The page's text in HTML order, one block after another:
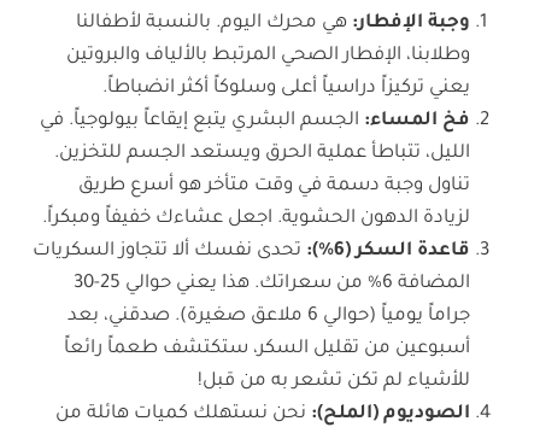
وجبة الإفطار: هي محرك اليوم. بالنسبة لأطفالنا
وطلابنا، الإفطار الصحي المرتبط بالألياف والبروتين
يعني تركيزاً دراسياً أعلى وسلوكاً أكثر انضباطاً.
فخ المساء: الجسم البشري يتبع إيقاعاً بيولوجياً. في
الليل، تتباطأ عملية الحرق ويستعد الجسم للتخزين.
تناول وجبة دسمة في وقت متأخر هو أسرع طريق
لزيادة الدهون الحشوية. اجعل عشاءك خفيفاً ومبكراً.
قاعدة السكر (6%):
تحدى نفسك ألا تتجاوز السكريات
المضافة 6% من سعراتك. هذا يعني حوالي 25-30
جراماً يومياً (حوالي 6 ملاعق صغيرة). صدقني، بعد
أسبوعين من تقليل السكر، ستكتشف طعماً رائعاً
للأشياء لم تكن تشعر به من قبل!
الصوديوم (الملح): نحن نستهلك كميات هائلة من